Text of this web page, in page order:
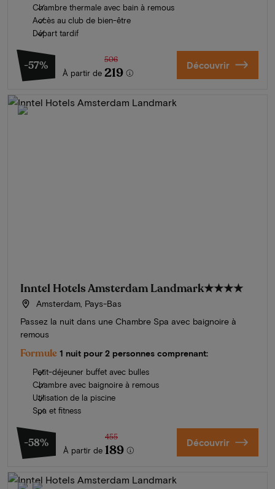
Chambre thermale avec bain à remous
Accès au club de bien-être
Départ tardif
-57%
À partir de
506
219 Découvrir
Inntel Hotels Amsterdam Landmark★★★★
Amsterdam, Pays-Bas
Passez la nuit dans une Chambre Spa avec baignoire à
remous
Formule 1 nuit pour 2 personnes comprenant:
Petit-déjeuner buffet avec bulles
Chambre avec baignoire à remous
Utilisation de la piscine
Spa et fitness
-58%
À partir de
455
189 Découvrir